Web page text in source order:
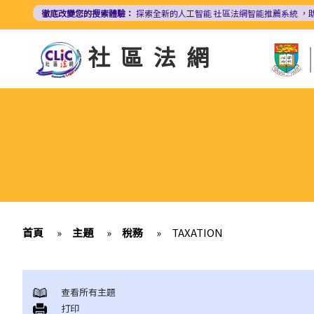
徹底改變您的搜索體驗： 探索全新的人工智能社區法網智能推薦系統 ，
社區法網
首頁 » 主題 » 稅務 » TAXATION
查看所有主題
打印